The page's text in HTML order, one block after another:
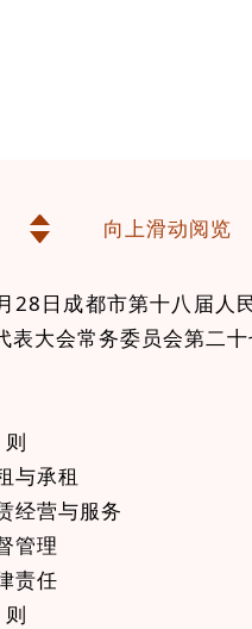
向上滑动阅览
28日成都市第十八届
表大会常务委员会第二十
承租
营与服务
管理
责任